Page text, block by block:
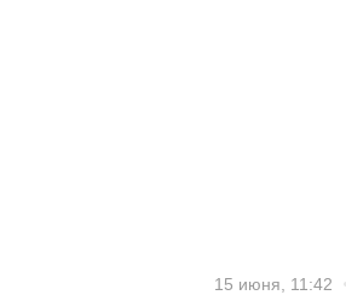
15 июня, 11:42